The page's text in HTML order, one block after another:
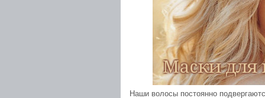
Наши волосы постоянно